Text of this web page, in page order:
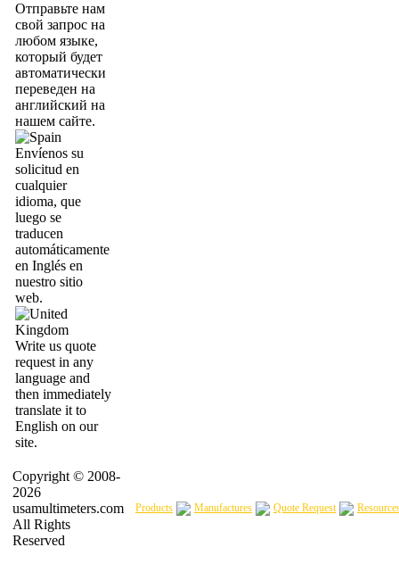
Отправьте нам
свой запрос на
любом языке,
который будет
автоматически
переведен на
английский на
нашем сайте.
Envíenos su
solicitud en
cualquier
idioma, que
luego se
traducen
automáticamente
en Inglés en
nuestro sitio
web.
Write us quote
request in any
language and
then immediately
translate it to
English on our
site.
Copyright © 2008-
2026
usamultimeters.com
All Rights
Reserved
Products Manufactures Quote Request